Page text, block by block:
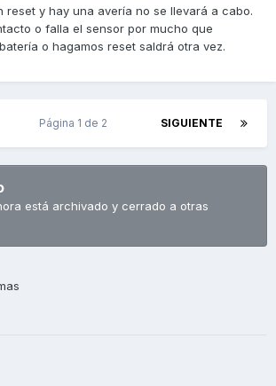
reset y hay una avería no se llevará a cabo.
o falla el sensor por mucho que
o hagamos reset saldrá otra vez.
SIGUIENTE
Página 1 de 2
está archivado y cerrado a otras